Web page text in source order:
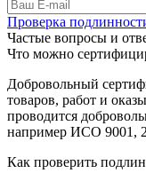
Проверка
Частые вопросы и
Что можно
Добровольный
товаров, работ и
проводится
например ИСО 9001,
Как проверить